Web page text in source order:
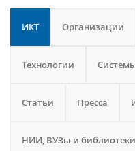
ИКТ Организации
Технологии
Статьи Пресса
НИИ, ВУЗы и библиотеки